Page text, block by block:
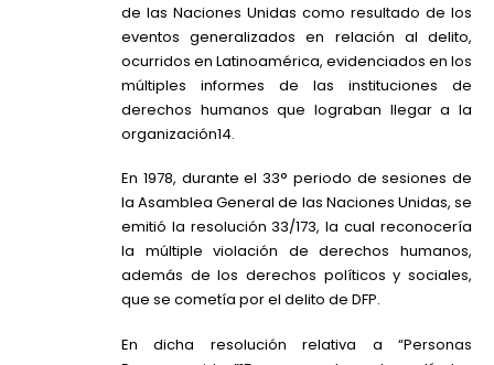
de las Naciones Unidas como resultado de los
eventos generalizados en relación al delito,
ocurridos en Latinoamérica, evidenciados en los
múltiples informes de las instituciones de
derechos humanos que lograban llegar a la
organización14.
En 1978, durante el 33° periodo de sesiones de
la Asamblea General de las Naciones Unidas, se
emitió la resolución 33/173, la cual reconocería
la múltiple violación de derechos humanos,
además de los derechos políticos y sociales,
que se cometía por el delito de DFP.
En dicha resolución relativa a “Personas